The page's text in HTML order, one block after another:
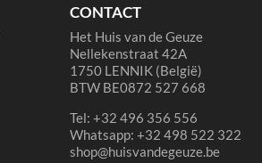
CONTACT
Het Huis van de Geuze
Nellekenstraat 42A
1750 LENNIK (België)
BTW BE0872 527 668
Tel: +32 496 356 556
Whatsapp: +32 498 522 322
shop@huisvandegeuze.be